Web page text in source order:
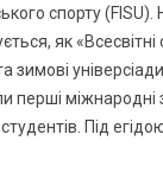
спорту (FISU).
як «Всесвітні
зимові
Під егідою